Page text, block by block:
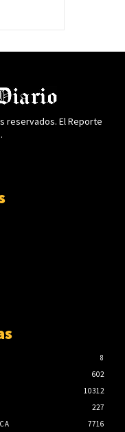
reservados. El Reporte
8
602
10312
227
7716